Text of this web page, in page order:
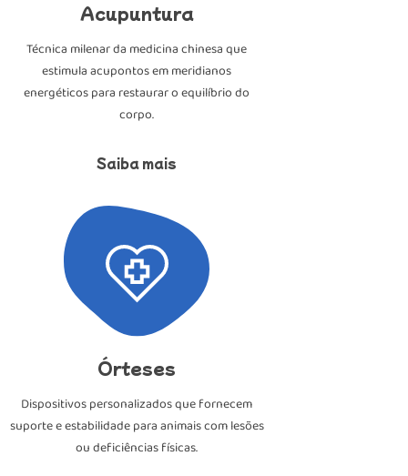
Acupuntura
Técnica milenar da medicina chinesa que
estimula acupontos em meridianos
energéticos para restaurar o equilíbrio do
corpo.
Saiba mais
Órteses
Dispositivos personalizados que fornecem
suporte e estabilidade para animais com lesões
ou deficiências físicas.